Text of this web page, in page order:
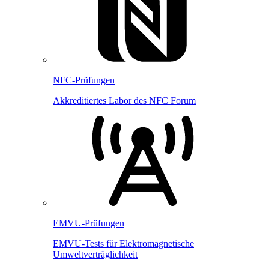
NFC-Prüfungen
Akkreditiertes Labor des NFC Forum
EMVU-Prüfungen
EMVU-Tests für Elektromagnetische
Umweltverträglichkeit